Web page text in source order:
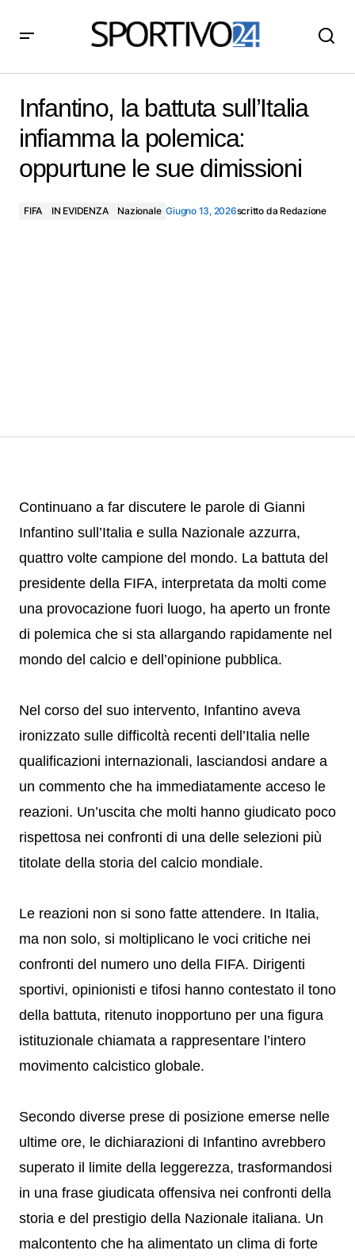
oppurtune le sue dimissioni
Infantino, la battuta sull’Italia
infiamma la polemica:
oppurtune le sue dimissioni
FIFA IN EVIDENZA Nazionale Giugno 13, 2026scritto da Redazione
Continuano a far discutere le parole di Gianni
Infantino sull’Italia e sulla Nazionale azzurra,
quattro volte campione del mondo. La battuta del
presidente della FIFA, interpretata da molti come
una provocazione fuori luogo, ha aperto un fronte
di polemica che si sta allargando rapidamente nel
mondo del calcio e dell’opinione pubblica.
Nel corso del suo intervento, Infantino aveva
ironizzato sulle difficoltà recenti dell’Italia nelle
qualificazioni internazionali, lasciandosi andare a
un commento che ha immediatamente acceso le
reazioni. Un’uscita che molti hanno giudicato poco
rispettosa nei confronti di una delle selezioni più
titolate della storia del calcio mondiale.
Le reazioni non si sono fatte attendere. In Italia,
ma non solo, si moltiplicano le voci critiche nei
confronti del numero uno della FIFA. Dirigenti
sportivi, opinionisti e tifosi hanno contestato il tono
della battuta, ritenuto inopportuno per una figura
istituzionale chiamata a rappresentare l’intero
movimento calcistico globale.
Secondo diverse prese di posizione emerse nelle
ultime ore, le dichiarazioni di Infantino avrebbero
superato il limite della leggerezza, trasformandosi
in una frase giudicata offensiva nei confronti della
storia e del prestigio della Nazionale italiana. Un
malcontento che ha alimentato un clima di forte